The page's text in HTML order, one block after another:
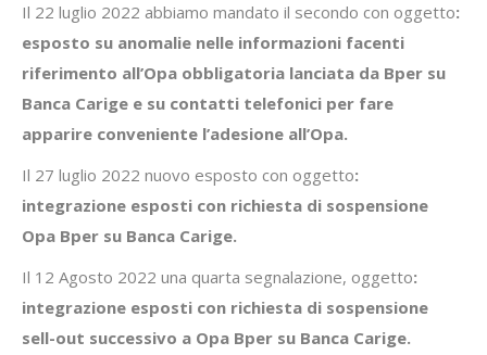
Il 22 luglio 2022 abbiamo mandato il secondo con oggetto:
esposto su anomalie nelle informazioni facenti
riferimento all’Opa obbligatoria lanciata da Bper su
Banca Carige e su contatti telefonici per fare
apparire conveniente l’adesione all’Opa.
Il 27 luglio 2022 nuovo esposto con oggetto:
integrazione esposti con richiesta di sospensione
Opa Bper su Banca Carige.
Il 12 Agosto 2022 una quarta segnalazione, oggetto:
integrazione esposti con richiesta di sospensione
sell-out successivo a Opa Bper su Banca Carige.